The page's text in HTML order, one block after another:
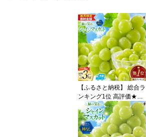
【ふるさと納税】 総合ラ
ンキング1位 高評価★5.0
シャインマスカット 先行
予約 1kg 2kg 3kg 定期便
選べる容量 訳あり ふる
さと納税 フルーツ [山梨